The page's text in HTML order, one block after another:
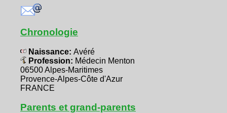
Chronologie
Naissance: Avéré
Profession: Médecin Menton
06500 Alpes-Maritimes
Provence-Alpes-Côte d'Azur
FRANCE
Parents et grand-parents